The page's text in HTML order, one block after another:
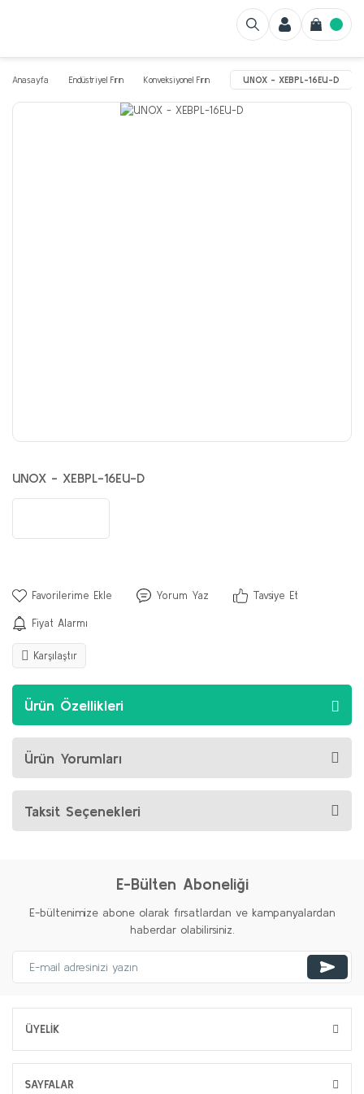
Anasayfa Endüstriyel Fırın Konveksiyonel Fırın UNOX - XEBPL-16EU-D
UNOX - XEBPL-16EU-D
Yorum Yaz Tavsiye Et
Fiyat Alarmı
Karşılaştır
Ürün Özellikleri
Ürün Yorumları
Taksit Seçenekleri
E-Bülten Aboneliği
E-bültenimize abone olarak fırsatlardan ve kampanyalardan
haberdar olabilirsiniz.
ÜYELİK
SAYFALAR